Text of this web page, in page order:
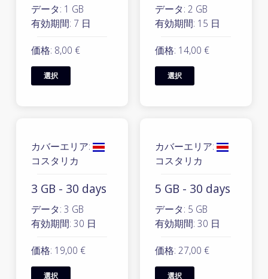
データ: 1 GB
有効期間: 7 日
価格: 8,00 €
選択
データ: 2 GB
有効期間: 15 日
価格: 14,00 €
選択
カバーエリア:
コスタリカ
3 GB - 30 days
データ: 3 GB
有効期間: 30 日
価格: 19,00 €
選択
カバーエリア:
コスタリカ
5 GB - 30 days
データ: 5 GB
有効期間: 30 日
価格: 27,00 €
選択